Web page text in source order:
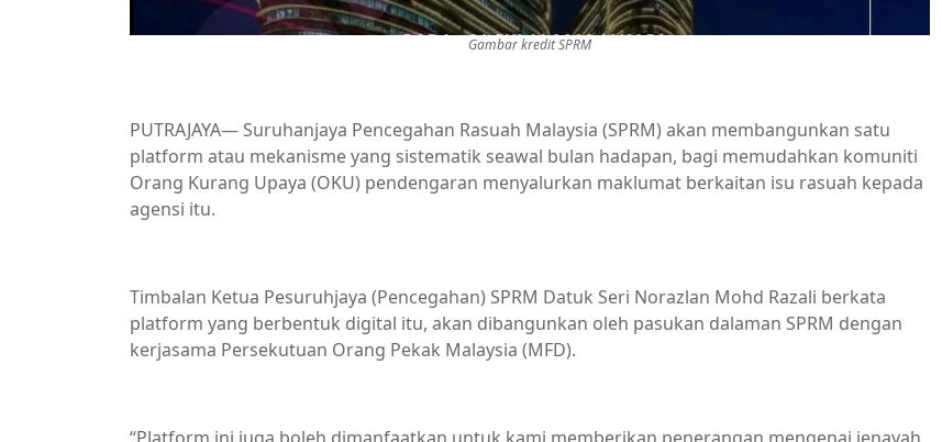
Gambar kredit SPRM
PUTRAJAYA— Suruhanjaya Pencegahan Rasuah Malaysia (SPRM) akan membangunkan satu
platform atau mekanisme yang sistematik seawal bulan hadapan, bagi memudahkan komuniti
Orang Kurang Upaya (OKU) pendengaran menyalurkan maklumat berkaitan isu rasuah kepada
agensi itu.
Timbalan Ketua Pesuruhjaya (Pencegahan) SPRM Datuk Seri Norazlan Mohd Razali berkata
platform yang berbentuk digital itu, akan dibangunkan oleh pasukan dalaman SPRM dengan
kerjasama Persekutuan Orang Pekak Malaysia (MFD).